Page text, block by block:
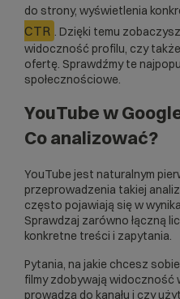
do strony, wyświetlenia
CTR . Dzięki temu
widoczność profilu, czy
ofertę. Sprawdźmy te
społecznościowe.
YouTube w
Co analizować?
YouTube jest naturalnym
przeprowadzenia takiej
często pojawiają się w
Sprawdzaj zarówno łączną
konkretne treści i zapytania.
Pytania, na jakie chcesz
filmy zdobywają widoczność
prowadzą do kanału i czy